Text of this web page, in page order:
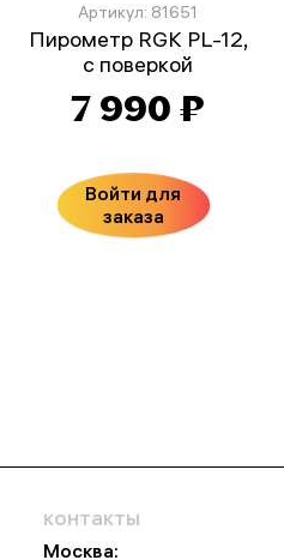
Артикул: 81651
Пирометр RGK PL-12,
с поверкой
7 990 ₽
Войти для
заказа
контакты
Москва: